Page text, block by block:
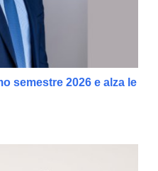
semestre 2026 e alza le